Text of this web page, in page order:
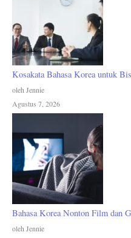
Kosakata Bahasa Korea untuk
oleh Jennie
Agustus 7, 2026
Bahasa Korea Nonton Film dan
oleh Jennie